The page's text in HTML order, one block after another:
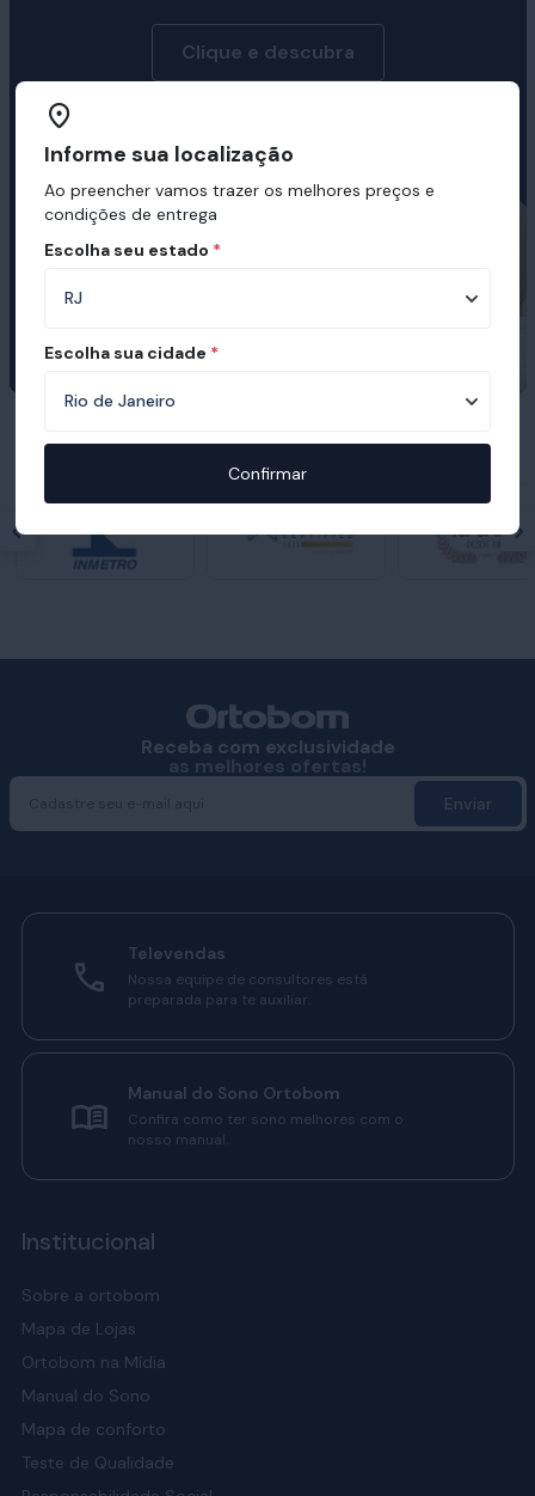
Clique e descubra
Ortobom
Receba com exclusividade
as melhores ofertas!
Enviar
Televendas
Nossa equipe de consultores está
preparada para te auxiliar.
Manual do Sono Ortobom
Confira como ter sono melhores com o
nosso manual.
Institucional
Sobre a ortobom
Mapa de Lojas
Ortobom na Mídia
Manual do Sono
Mapa de conforto
Teste de Qualidade
Informe sua localização
Ao preencher vamos trazer os melhores preços e
condições de entrega
Escolha seu estado *
Escolha sua cidade *
Confirmar